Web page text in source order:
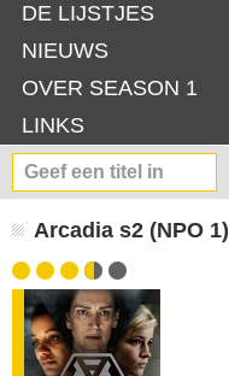
DE LIJSTJES
NIEUWS
OVER SEASON 1
LINKS
Arcadia s2 (NPO 1)